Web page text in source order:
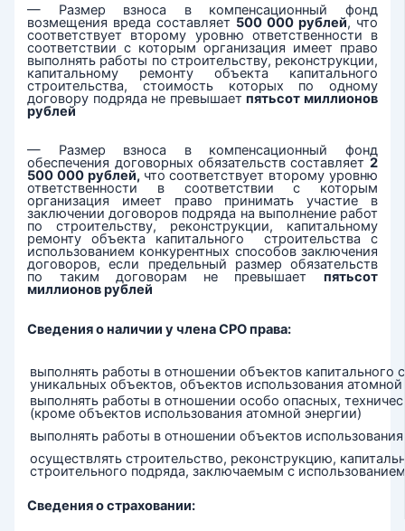
— Размер взноса в компенсационный фонд
возмещения вреда составляет 500 000 рублей, что
соответствует второму уровню ответственности в
соответствии с которым организация имеет право
выполнять работы по строительству, реконструкции,
капитальному ремонту объекта капитального
строительства, стоимость которых по одному
договору подряда не превышаетпятьсот миллионов
рублей
— Размер взноса в компенсационный фонд
обеспечения договорных обязательств составляет 2
500 000 рублей, что соответствует второму уровню
ответственности в соответствии с которым
организация имеет право принимать участие в
заключении договоров подряда на выполнение работ
по строительству, реконструкции, капитальному
ремонту объекта капитального строительства с
использованием конкурентных способов заключения
договоров, если предельный размер обязательств
по таким договорам не превышает пятьсот
миллионов рублей
Сведения о наличии у члена СРО права:
выполнять работы в отношении объектов
уникальных объектов, объектов использования
выполнять работы в отношении особо опасных,
(кроме объектов использования атомной энергии)
выполнять работы в отношении объектов
осуществлять строительство, реконструкцию,
строительного подряда, заключаемым с
Сведения о страховании: